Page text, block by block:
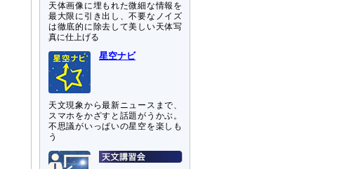
天体画像に埋もれた微細な情報を
最大限に引き出し、不要なノイズ
は徹底的に除去して美しい天体写
真に仕上げる
星空ナビ
天文現象から最新ニュースまで、
スマホをかざすと話題がうかぶ。
不思議がいっぱいの星空を楽しも
う